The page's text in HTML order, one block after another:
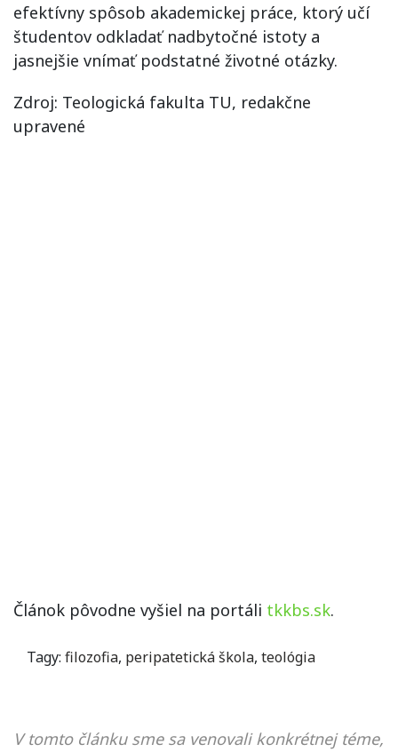
efektívny spôsob akademickej práce, ktorý učí
študentov odkladať nadbytočné istoty a
jasnejšie vnímať podstatné životné otázky.
Zdroj: Teologická fakulta TU, redakčne
upravené
Článok pôvodne vyšiel na portáli tkkbs.sk.
Tagy: filozofia, peripatetická škola, teológia
V tomto článku sme sa venovali konkrétnej téme,